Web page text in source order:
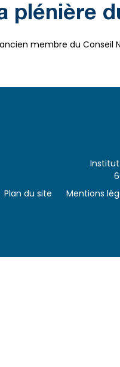
plénière
membre du Conseil
Plan du site
Mentions